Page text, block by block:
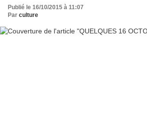
Publié le 16/10/2015 à 11:07
Par culture